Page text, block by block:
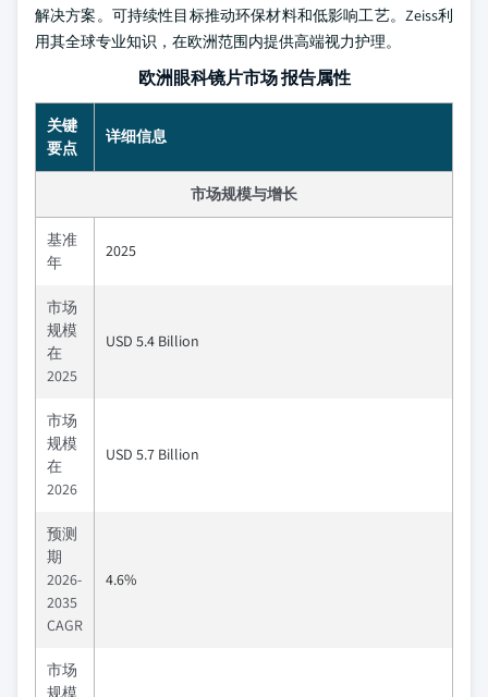
解决方案。可持续性目标推动环保材料和低影响工艺。Zeiss利
用其全球专业知识，在欧洲范围内提供高端视力护理。
欧洲眼科镜片市场 报告属性
关键
要点
详细信息
市场规模与增长
基准
年
2025
市场
规模
在
2025
USD 5.4 Billion
市场
规模
在
2026
USD 5.7 Billion
预测
期
2026-
2035
CAGR
4.6%
市场
规模